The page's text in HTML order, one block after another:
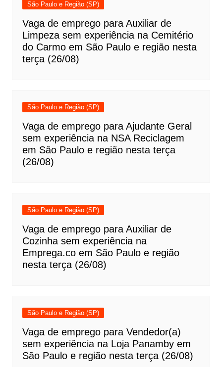
São Paulo e Região (SP)
Vaga de emprego para Auxiliar de
Limpeza sem experiência na Cemitério
do Carmo em São Paulo e região nesta
terça (26/08)
São Paulo e Região (SP)
Vaga de emprego para Ajudante Geral
sem experiência na NSA Reciclagem
em São Paulo e região nesta terça
(26/08)
São Paulo e Região (SP)
Vaga de emprego para Auxiliar de
Cozinha sem experiência na
Emprega.co em São Paulo e região
nesta terça (26/08)
São Paulo e Região (SP)
Vaga de emprego para Vendedor(a)
sem experiência na Loja Panamby em
São Paulo e região nesta terça (26/08)